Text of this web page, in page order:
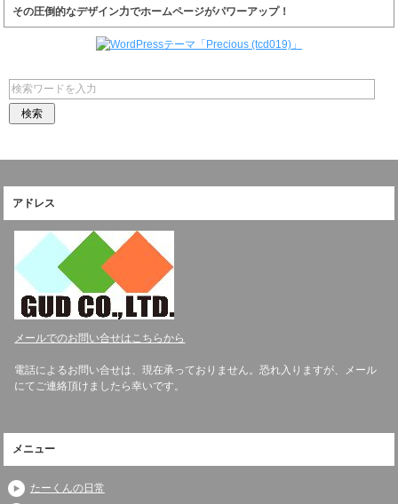
その圧倒的なデザイン力でホームページがパワーアップ！
アドレス
メールでのお問い合せはこちらから
電話によるお問い合せは、現在承っておりません。恐れ入りますが、メール
にてご連絡頂けましたら幸いです。
メニュー
たーくんの日常